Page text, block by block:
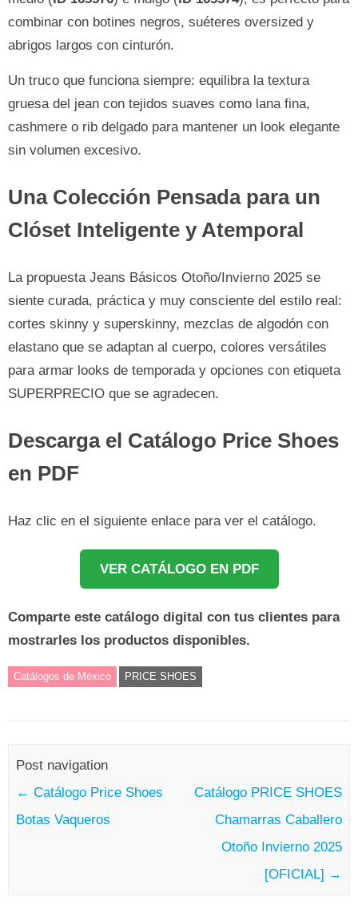
combinar con botines negros, suéteres oversized y
abrigos largos con cinturón.
Un truco que funciona siempre: equilibra la textura
gruesa del jean con tejidos suaves como lana fina,
cashmere o rib delgado para mantener un look elegante
sin volumen excesivo.
Una Colección Pensada para un
Clóset Inteligente y Atemporal
La propuesta Jeans Básicos Otoño/Invierno 2025 se
siente curada, práctica y muy consciente del estilo real:
cortes skinny y superskinny, mezclas de algodón con
elastano que se adaptan al cuerpo, colores versátiles
para armar looks de temporada y opciones con etiqueta
SUPERPRECIO que se agradecen.
Descarga el Catálogo Price Shoes
en PDF
Haz clic en el siguiente enlace para ver el catálogo.
VER CATÁLOGO EN PDF
Comparte este catálogo digital con tus clientes para
mostrarles los productos disponibles.
Catálogos de México PRICE SHOES
Post navigation
← Catálogo Price Shoes
Botas Vaqueros
Catálogo PRICE SHOES
Chamarras Caballero
Otoño Invierno 2025
[OFICIAL] →